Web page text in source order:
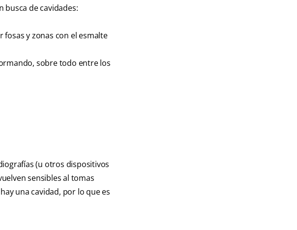
busca de cavidades:
y zonas con el esmalte
sobre todo entre los
(u otros dispositivos
sensibles al tomas
una cavidad, por lo que es